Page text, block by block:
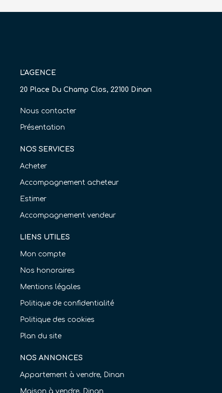
L'AGENCE
20 Place Du Champ Clos, 22100 Dinan
Nous contacter
Présentation
NOS SERVICES
Acheter
Accompagnement acheteur
Estimer
Accompagnement vendeur
LIENS UTILES
Mon compte
Nos honoraires
Mentions légales
Politique de confidentialité
Politique des cookies
Plan du site
NOS ANNONCES
Appartement à vendre, Dinan
Maison à vendre, Dinan